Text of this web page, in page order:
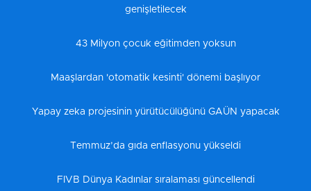
genişletilecek
43 Milyon çocuk eğitimden yoksun
Maaşlardan 'otomatik kesinti' dönemi başlıyor
Yapay zeka projesinin yürütücülüğünü GAÜN yapacak
Temmuz’da gıda enflasyonu yükseldi
FIVB Dünya Kadınlar sıralaması güncellendi